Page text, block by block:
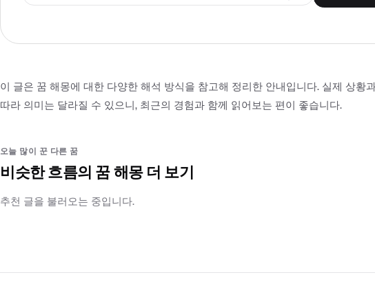
이 글은 꿈 해몽에 대한 다양한 해석 방식을 참고해 정리한 안내입니다. 실제 상황
따라 의미는 달라질 수 있으니, 최근의 경험과 함께 읽어보는 편이 좋습니다.
오늘 많이 꾼 다른 꿈
비슷한 흐름의 꿈 해몽 더 보기
추천 글을 불러오는 중입니다.